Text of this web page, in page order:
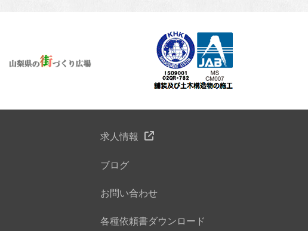
求人情報
ブログ
お問い合わせ
各種依頼書ダウンロード